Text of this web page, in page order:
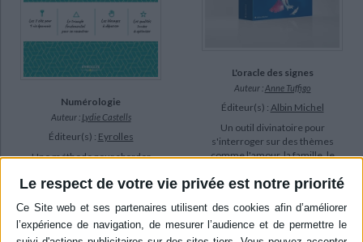
Le respect de votre vie privée est notre priorité
Numérologie
Auteur : Lydie Castells
Éditeur(s) : Eyrolles
Une méthode pour aborder
dynamique et stratégique
théorie des sept clés et de
donner un sens à sa vie.
Avec des personnalités du
L'oracle des signes
Auteur :Anne Tuffigo
Éditeur(s) : Albin Michel
Un outil divinatoire pour
s'interroger sur des thèmes
comme l'amour, la famille, le
spiritualité, décrypter les
nombres et interpréter les
signes envoyés par
l'Univers. ©Electre 2026